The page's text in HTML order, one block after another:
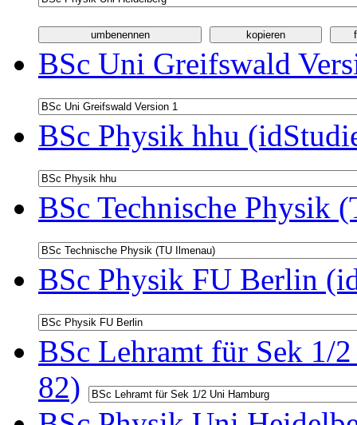
BSc Uni Greifswald
BSc Physik hhu
BSc Technische Physik
BSc Physik FU Berlin
BSc Lehramt für Sek 1/
82)